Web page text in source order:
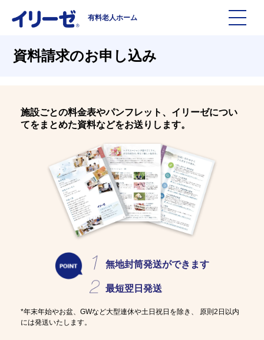
有料老人ホーム
施設を探す
イリーゼについて
有料老人ホームイリーゼとは
イリーゼが選ばれる理由
一日の流れ
会社概要
入居までの流れ
よくある質問
お役立ち記事
知っておきたい介護の知識
介護用語をわかりやすく説明
見学予約 資料請求
資料請求のお申し込み
施設ごとの料金表やパンフレット、イリーゼについ
てをまとめた資料などをお送りします。
無地封筒発送ができます
最短翌日発送
*年末年始やお盆、GWなど大型連休や土日祝日を除き、
原則2日以内
には発送いたします。